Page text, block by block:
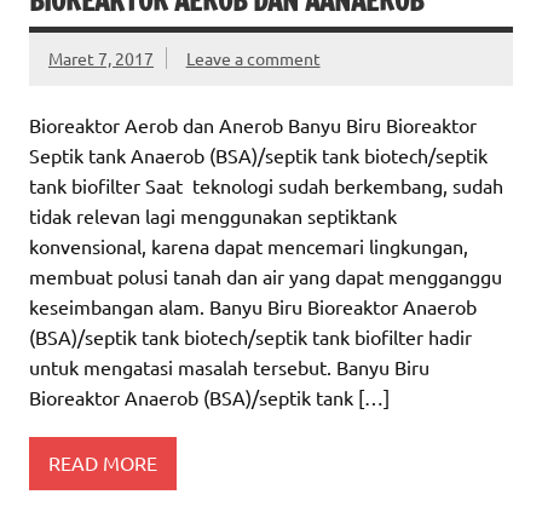
Maret 7, 2017 Leave a comment
Bioreaktor Aerob dan Anerob Banyu Biru Bioreaktor
Septik tank Anaerob (BSA)/septik tank biotech/septik
tank biofilter Saat teknologi sudah berkembang, sudah
tidak relevan lagi menggunakan septiktank
konvensional, karena dapat mencemari lingkungan,
membuat polusi tanah dan air yang dapat mengganggu
keseimbangan alam. Banyu Biru Bioreaktor Anaerob
(BSA)/septik tank biotech/septik tank biofilter hadir
untuk mengatasi masalah tersebut. Banyu Biru
Bioreaktor Anaerob (BSA)/septik tank […]
READ MORE